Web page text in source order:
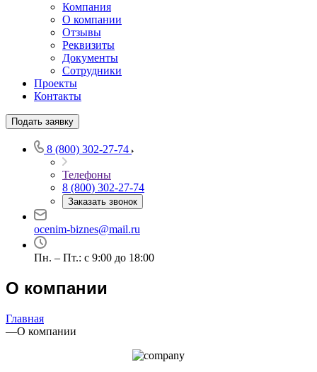
Компания
О компании
Отзывы
Реквизиты
Документы
Сотрудники
Проекты
Контакты
Подать заявку
8 (800) 302-27-74
Телефоны
8 (800) 302-27-74
Заказать звонок
ocenim-biznes@mail.ru
Пн. – Пт.: с 9:00 до 18:00
О компании
Главная
—О компании
Например: Канаш
Абдулино
Азов
Алушта
Анжеро-Судженск
Апатиты
Апрелевка
Арзамас
Асбест
Асино